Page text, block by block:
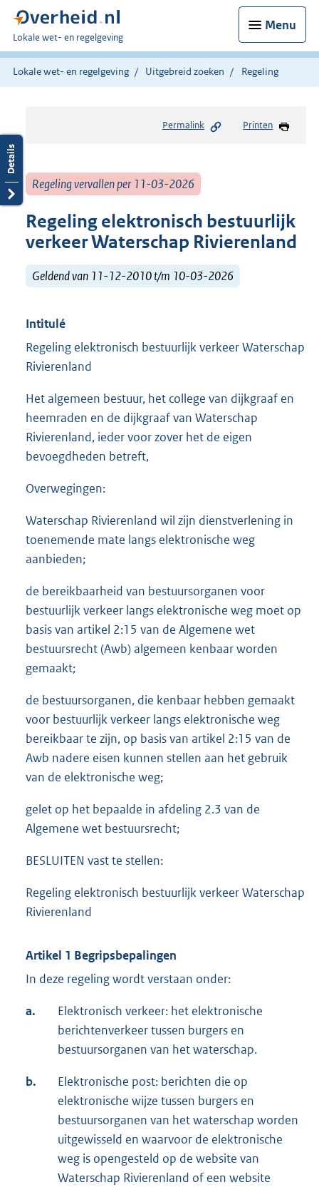
Menu
U
bent
hier:
Lokale wet- en regelgeving
Lokale wet- en regelgeving Uitgebreid zoeken Regeling
Permalink Printen
Regeling vervallen per 11-03-2026
Regeling elektronisch bestuurlijk
verkeer Waterschap Rivierenland
Geldend van 11-12-2010 t/m 10-03-2026
Intitulé
Regeling elektronisch bestuurlijk verkeer Waterschap
Rivierenland
Het algemeen bestuur, het college van dijkgraaf en
heemraden en de dijkgraaf van Waterschap
Rivierenland, ieder voor zover het de eigen
bevoegdheden betreft,
Overwegingen:
Waterschap Rivierenland wil zijn dienstverlening in
toenemende mate langs elektronische weg
aanbieden;
de bereikbaarheid van bestuursorganen voor
bestuurlijk verkeer langs elektronische weg moet op
basis van artikel 2:15 van de Algemene wet
bestuursrecht (Awb) algemeen kenbaar worden
gemaakt;
de bestuursorganen, die kenbaar hebben gemaakt
voor bestuurlijk verkeer langs elektronische weg
bereikbaar te zijn, op basis van artikel 2:15 van de
Awb nadere eisen kunnen stellen aan het gebruik
van de elektronische weg;
gelet op het bepaalde in afdeling 2.3 van de
Algemene wet bestuursrecht;
BESLUITEN vast te stellen:
Regeling elektronisch bestuurlijk verkeer Waterschap
Rivierenland
Artikel 1 Begripsbepalingen
In deze regeling wordt verstaan onder:
a.
Elektronisch verkeer: het elektronische
berichtenverkeer tussen burgers en
bestuursorganen van het waterschap.
b.
Elektronische post: berichten die op
elektronische wijze tussen burgers en
bestuursorganen van het waterschap worden
uitgewisseld en waarvoor de elektronische
weg is opengesteld op de website van
Waterschap Rivierenland of een website